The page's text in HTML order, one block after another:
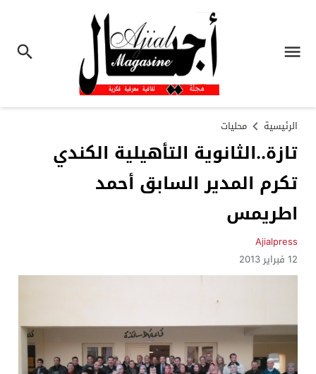
الرئيسية محليات
تازة..الثانوية التأهيلية الكندي
تكرم المدير السابق أحمد
اطريمس
Ajialpress
12 فبراير 2013